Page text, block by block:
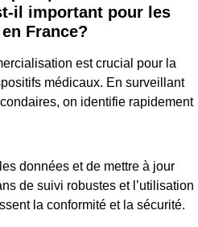
il important pour les
France?
est crucial pour la
médicaux. En surveillant
on identifie rapidement
données et de mettre à jour
de suivi robustes et l’utilisation
la conformité et la sécurité.